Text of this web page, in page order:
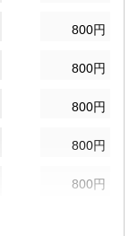
800円
800円
800円
800円
800円